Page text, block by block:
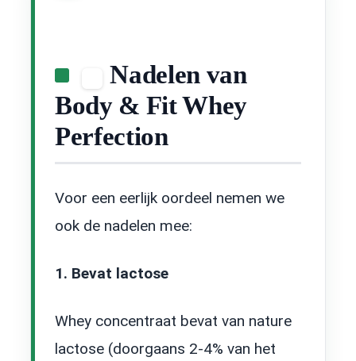
Nadelen van
Body & Fit Whey
Perfection
Voor een eerlijk oordeel nemen we
ook de nadelen mee:
1. Bevat lactose
Whey concentraat bevat van nature
lactose (doorgaans 2-4% van het